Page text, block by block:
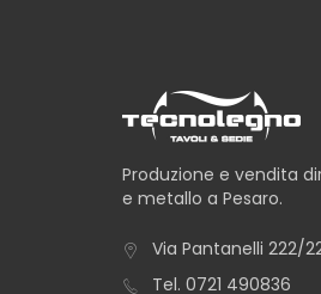
Produzione e vendita
e metallo a Pesaro.
Via Pantanelli 222/
Tel. 0721 490836